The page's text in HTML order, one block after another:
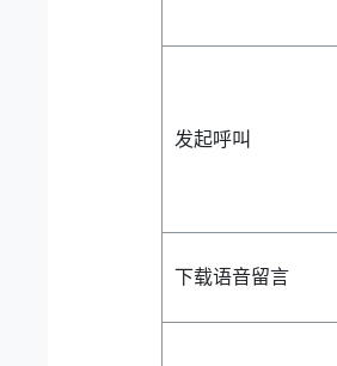
发起呼叫
下载语音留言